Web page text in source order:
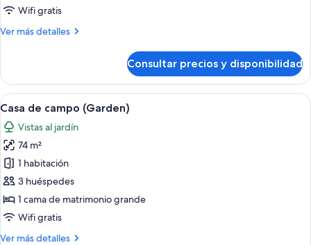
Wifi gratis
Ver más detalles
Más
Consultar precios y disponibilidad
Abrir
todas
las
fotos
de
Casa
de
campo
(Garden)
Un dormitorio con una cama
7
Casa de campo (Garden)
Vistas al jardín
74 m²
1 habitación
3 huéspedes
1 cama de matrimonio grande
Wifi gratis
Ver más detalles
Más